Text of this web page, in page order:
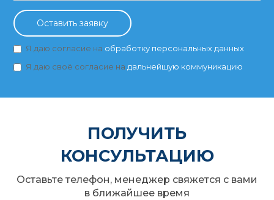
Оставить заявку
Я даю согласие на обработку персональных данных
Я даю своё согласие надальнейшую коммуникацию
ПОЛУЧИТЬ
КОНСУЛЬТАЦИЮ
Оставьте телефон, менеджер свяжется с вами
в ближайшее время